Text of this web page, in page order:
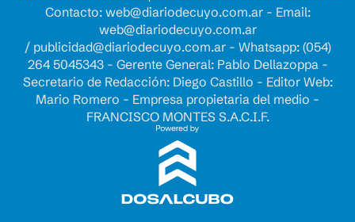
Contacto: web@diariodecuyo.com.ar- Email:
web@diariodecuyo.com.ar
/ publicidad@diariodecuyo.com.ar- Whatsapp: (054)
264 5045343 - Gerente General: Pablo Dellazoppa -
Secretario de Redacción: Diego Castillo - Editor Web:
Mario Romero - Empresa propietaria del medio -
FRANCISCO MONTES S.A.C.I.F.